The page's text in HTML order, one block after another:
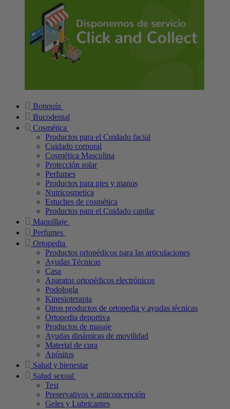
Botiquín
Bucodental
Cosmética
Productos para el Cuidado facial
Cuidado corporal
Cosmética Masculina
Protección solar
Perfumes
Productos para pies y manos
Nutricosmetica
Estuches de cosmética
Productos para el Cuidado capilar
Maquillaje
Perfumes
Ortopedia
Productos ortopédicos para las articulaciones
Ayudas Técnicas
Casa
Aparatos ortopédicos electrónicos
Podología
Kinesioterapia
Otros productos de ortopedia y ayudas técnicas
Ortopedia deportiva
Productos de masaje
Ayudas dinámicas de movilidad
Material de cura
Apósitos
Salud y bienestar
Salud sexual
Test
Preservativos y anticoncepción
Geles y Lubricantes